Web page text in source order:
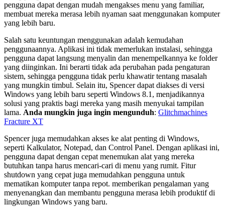
pengguna dapat dengan mudah mengakses menu yang familiar,
membuat mereka merasa lebih nyaman saat menggunakan komputer
yang lebih baru.
Salah satu keuntungan menggunakan adalah kemudahan
penggunaannya. Aplikasi ini tidak memerlukan instalasi, sehingga
pengguna dapat langsung menyalin dan menempelkannya ke folder
yang diinginkan. Ini berarti tidak ada perubahan pada pengaturan
sistem, sehingga pengguna tidak perlu khawatir tentang masalah
yang mungkin timbul. Selain itu, Spencer dapat diakses di versi
Windows yang lebih baru seperti Windows 8.1, menjadikannya
solusi yang praktis bagi mereka yang masih menyukai tampilan
lama. Anda mungkin juga ingin mengunduh: Glitchmachines
Fracture XT
Spencer juga memudahkan akses ke alat penting di Windows,
seperti Kalkulator, Notepad, dan Control Panel. Dengan aplikasi ini,
pengguna dapat dengan cepat menemukan alat yang mereka
butuhkan tanpa harus mencari-cari di menu yang rumit. Fitur
shutdown yang cepat juga memudahkan pengguna untuk
mematikan komputer tanpa repot. memberikan pengalaman yang
menyenangkan dan membantu pengguna merasa lebih produktif di
lingkungan Windows yang baru.